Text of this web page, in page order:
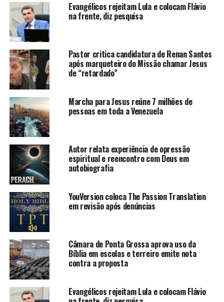
Evangélicos rejeitam Lula e colocam Flávio
na frente, diz pesquisa
Pastor critica candidatura de Renan Santos
após marqueteiro do Missão chamar Jesus
de “retardado”
Marcha para Jesus reúne 7 milhões de
pessoas em toda a Venezuela
Autor relata experiência de opressão
espiritual e reencontro com Deus em
autobiografia
YouVersion coloca The Passion Translation
em revisão após denúncias
Câmara de Ponta Grossa aprova uso da
Bíblia em escolas e terreiro emite nota
contra a proposta
Evangélicos rejeitam Lula e colocam Flávio